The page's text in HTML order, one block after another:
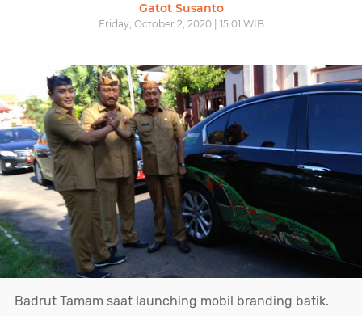
Gatot Susanto
Friday, October 2, 2020 | 15:01 WIB
Badrut Tamam saat launching mobil branding batik.